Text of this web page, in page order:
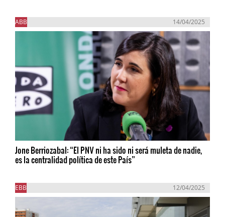
ABB 14/04/2025
Jone Berriozabal: “El PNV ni ha sido ni será muleta de nadie,
es la centralidad política de este País”
EBB 12/04/2025